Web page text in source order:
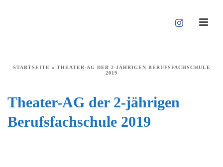
STARTSEITE » THEATER-AG DER 2-JÄHRIGEN BERUFSFACHSCHULE
2019
Theater-AG der 2-jährigen
Berufsfachschule 2019